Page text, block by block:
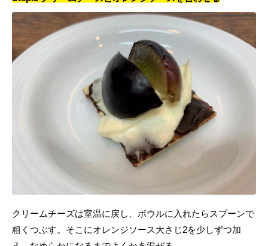
クリームチーズは室温に戻し、ボウルに入れたらスプーンで
粗くつぶす。そこにオレンジソース大さじ2を少しずつ加